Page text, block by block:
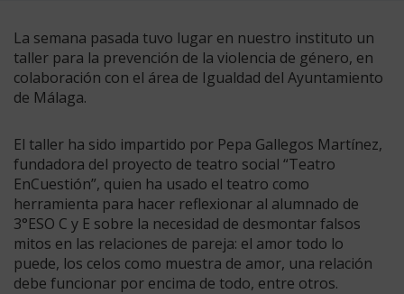
La semana pasada tuvo lugar en nuestro instituto un
taller para la prevención de la violencia de género, en
colaboración con el área de Igualdad del Ayuntamiento
de Málaga.
El taller ha sido impartido por Pepa Gallegos Martínez,
fundadora del proyecto de teatro social “Teatro
EnCuestión”, quien ha usado el teatro como
herramienta para hacer reflexionar al alumnado de
3°ESO C y E sobre la necesidad de desmontar falsos
mitos en las relaciones de pareja: el amor todo lo
puede, los celos como muestra de amor, una relación
debe funcionar por encima de todo, entre otros.